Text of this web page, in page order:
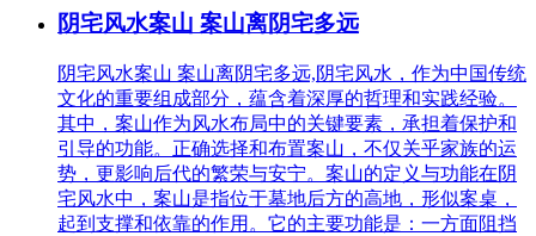
阴宅风水案山 案山离阴宅多远
阴宅风水案山 案山离阴宅多远,阴宅风水，作为中国传统
文化的重要组成部分，蕴含着深厚的哲理和实践经验。
其中，案山作为风水布局中的关键要素，承担着保护和
引导的功能。正确选择和布置案山，不仅关乎家族的运
势，更影响后代的繁荣与安宁。案山的定义与功能在阴
宅风水中，案山是指位于墓地后方的高地，形似案桌，
起到支撑和依靠的作用。它的主要功能是：一方面阻挡